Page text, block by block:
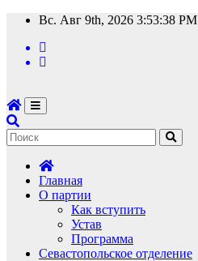
Перейти
содержимому
Вс. Авг 9th, 2026 3:53:38 PM
Главная
О партии
Как вступить
Устав
Программа
Севастопольское отделение